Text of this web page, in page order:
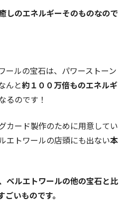
しのエネルギーそのものなので
ールの宝石は、パワーストーン
んと約１００万倍ものエネルギ
るのです！
カード製作のために用意してい
エトワールの店頭にも出ない本
ベルエトワールの他の宝石と比
いものです。